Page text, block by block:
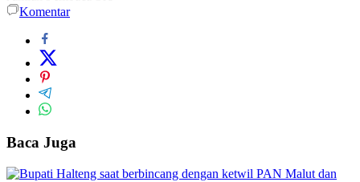
Komentar
Baca Juga